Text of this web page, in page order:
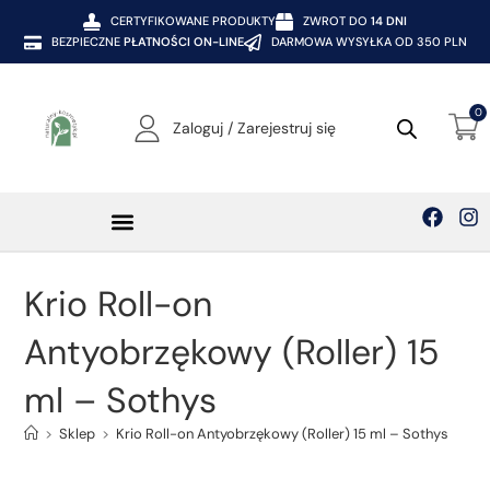
CERTYFIKOWANE PRODUKTY ZWROT DO 14 DNI
BEZPIECZNE PŁATNOŚCI ON-LINE DARMOWA WYSYŁKA OD 350 PLN
Zaloguj / Zarejestruj się
0
Krio Roll-on
Antyobrzękowy (Roller) 15
ml – Sothys
> Sklep > Krio Roll-on Antyobrzękowy (Roller) 15 ml – Sothys